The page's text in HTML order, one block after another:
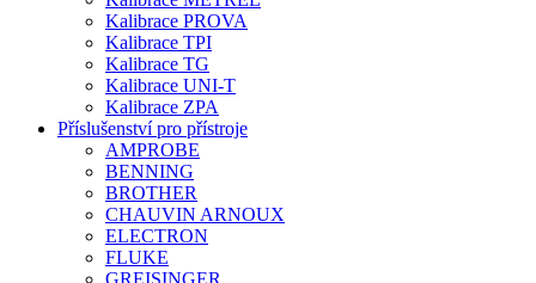
Kalibrace PROVA
Kalibrace TPI
Kalibrace TG
Kalibrace UNI-T
Kalibrace ZPA
Příslušenství pro přístroje
AMPROBE
BENNING
BROTHER
CHAUVIN ARNOUX
ELECTRON
FLUKE
GREISINGER